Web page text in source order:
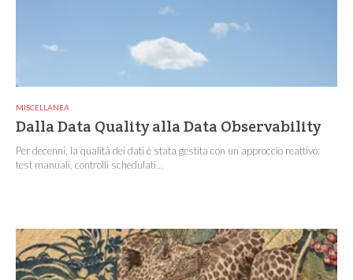
MISCELLANEA
Dalla Data Quality alla Data Observability
Per decenni, la qualità dei dati è stata gestita con un approccio reattivo:
test manuali, controlli schedulati...